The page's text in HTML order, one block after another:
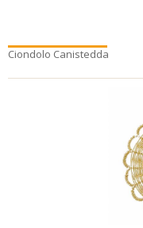
Ciondolo Canistedda